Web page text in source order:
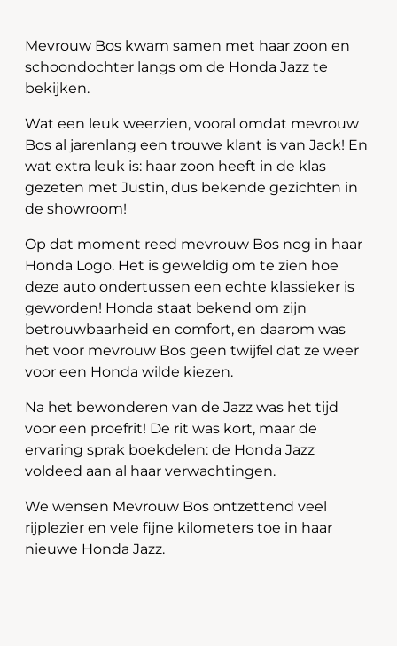
Mevrouw Bos kwam samen met haar zoon en
schoondochter langs om de Honda Jazz te
bekijken.
Wat een leuk weerzien, vooral omdat mevrouw
Bos al jarenlang een trouwe klant is van Jack! En
wat extra leuk is: haar zoon heeft in de klas
gezeten met Justin, dus bekende gezichten in
de showroom!
Op dat moment reed mevrouw Bos nog in haar
Honda Logo. Het is geweldig om te zien hoe
deze auto ondertussen een echte klassieker is
geworden! Honda staat bekend om zijn
betrouwbaarheid en comfort, en daarom was
het voor mevrouw Bos geen twijfel dat ze weer
voor een Honda wilde kiezen.
Na het bewonderen van de Jazz was het tijd
voor een proefrit! De rit was kort, maar de
ervaring sprak boekdelen: de Honda Jazz
voldeed aan al haar verwachtingen.
We wensen Mevrouw Bos ontzettend veel
rijplezier en vele fijne kilometers toe in haar
nieuwe Honda Jazz.